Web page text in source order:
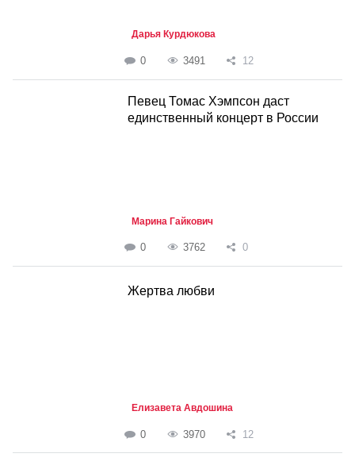
Дарья Курдюкова
0 3491 12
Певец Томас Хэмпсон даст
единственный концерт в России
Марина Гайкович
0 3762 0
Жертва любви
Елизавета Авдошина
0 3970 12